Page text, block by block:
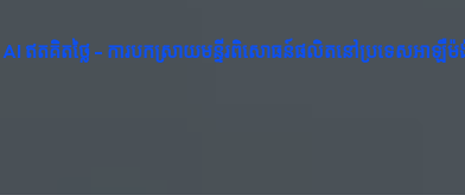
ឥតគិតថ្លៃ - ការបកស្រាយមន្ទីរពិសោធន៍ផលិតនៅប្រទេសអាឡឺម៉